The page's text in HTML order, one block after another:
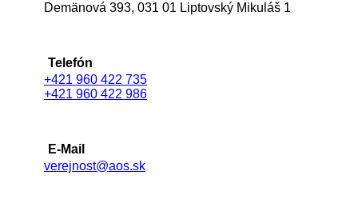
Demänová 393, 031 01 Liptovský Mikuláš 1
Telefón
+421 960 422 735
+421 960 422 986
E-Mail
verejnost@aos.sk